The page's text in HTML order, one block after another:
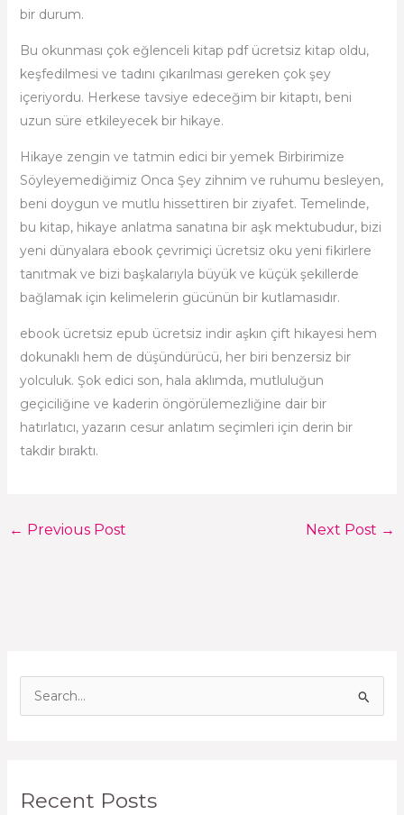
c
Recent Posts
bir durum.
Bu okunması çok eğlenceli kitap pdf ücretsiz kitap oldu,
keşfedilmesi ve tadını çıkarılması gereken çok şey
içeriyordu. Herkese tavsiye edeceğim bir kitaptı, beni
uzun süre etkileyecek bir hikaye.
Hikaye zengin ve tatmin edici bir yemek Birbirimize
Söyleyemediğimiz Onca Şey zihnim ve ruhumu besleyen,
beni doygun ve mutlu hissettiren bir ziyafet. Temelinde,
bu kitap, hikaye anlatma sanatına bir aşk mektubudur, bizi
yeni dünyalara ebook çevrimiçi ücretsiz oku yeni fikirlere
tanıtmak ve bizi başkalarıyla büyük ve küçük şekillerde
bağlamak için kelimelerin gücünün bir kutlamasıdır.
ebook ücretsiz epub ücretsiz indir aşkın çift hikayesi hem
dokunaklı hem de düşündürücü, her biri benzersiz bir
yolculuk. Şok edici son, hala aklımda, mutluluğun
geçiciliğine ve kaderin öngörülemezliğine dair bir
hatırlatıcı, yazarın cesur anlatım seçimleri için derin bir
takdir bıraktı.
← Previous Post Next Post →